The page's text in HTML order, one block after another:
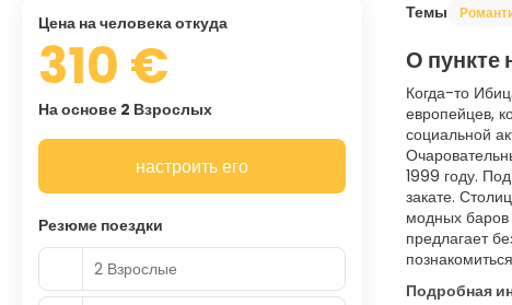
Темы
О пункте
Когда-то
европейцев,
социальной
1999 году.
закате.
модных баров
предлагает
Подробная
цена на человека откуда
310 €
На основе 2 Взрослых
настроить его
Резюме поездки
2 Взрослые